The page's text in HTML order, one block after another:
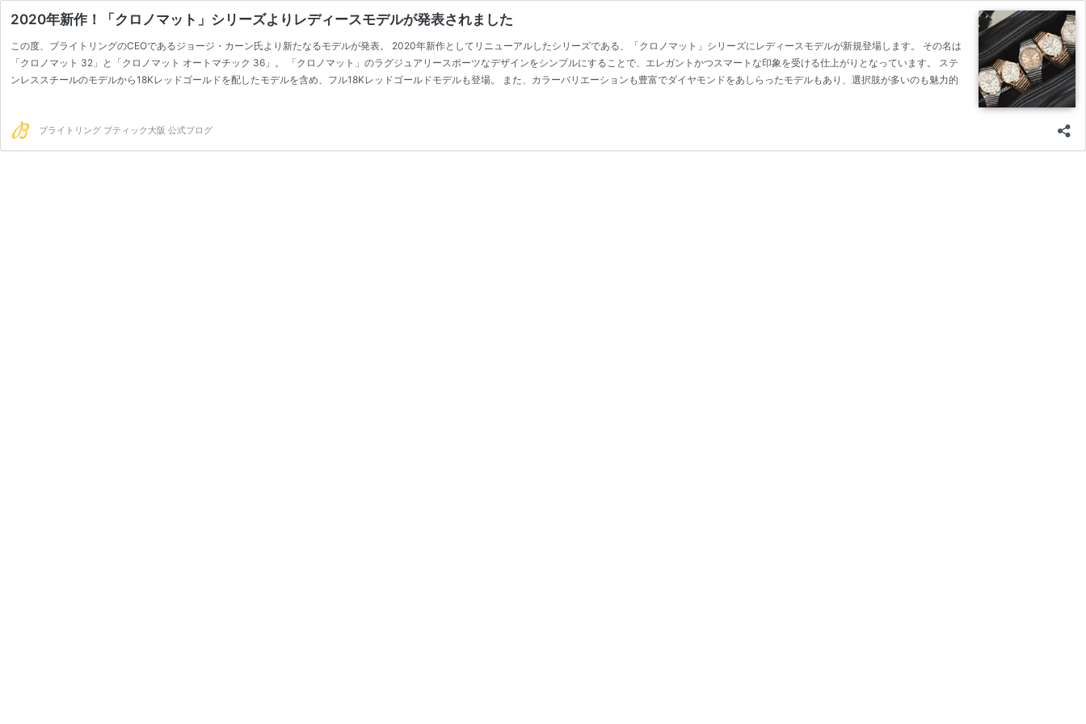
2020年新作！「クロノマット」シリーズよりレディースモデルが発表されました
この度、ブライトリングのCEOであるジョージ・カーン氏より新たなるモデルが発表。 2020年新作としてリニューアルしたシリーズである、「クロノマット」シリーズにレディースモデルが新規登場します。 その名は
「クロノマット 32」と「クロノマット オートマチック 36」。 「クロノマット」のラグジュアリースポーツなデザインをシンプルにすることで、エレガントかつスマートな印象を受ける仕上がりとなっています。 ステ
ンレススチールのモデルから18Kレッドゴールドを配したモデルを含め、フル18Kレッドゴールドモデルも登場。 また、カラーバリエーションも豊富でダイヤモンドをあしらったモデルもあり、選択肢が多いのも魅力的
ブライトリング ブティック大阪 公式ブログ